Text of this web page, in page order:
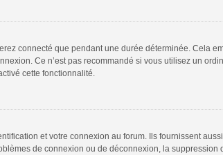
connecté que pendant une durée déterminée. Cela
Ce n’est pas recommandé si vous utilisez un
cette fonctionnalité.
et votre connexion au forum. Ils fournissent
de connexion ou de déconnexion, la suppression